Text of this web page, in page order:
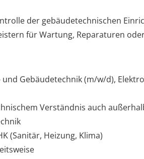
der gebäudetechnischen
für Wartung, Reparaturen
Gebäudetechnik (m/w/d),
Verständnis auch
(Sanitär, Heizung, Klima)